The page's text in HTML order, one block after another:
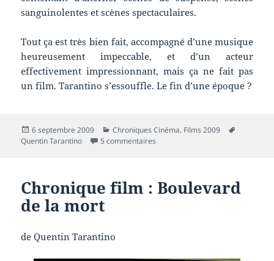
sanguinolentes et scènes spectaculaires.
Tout ça est très bien fait, accompagné d’une musique
heureusement impeccable, et d’un acteur
effectivement impressionnant, mais ça ne fait pas
un film. Tarantino s’essouffle. Le fin d’une époque ?
Publié
le
6 septembre 2009 Catégories
Chroniques Cinéma, Films 2009
Quentin Tarantino 5 commentaires
Chronique film : Boulevard
de la mort
de Quentin Tarantino